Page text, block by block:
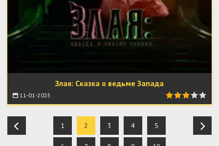
Злая: Сказка о ведьме Запада
11-01-2025
1 2 3 4 5